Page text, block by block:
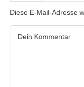
Diese E-Mail-Adresse